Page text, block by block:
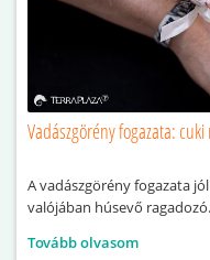
Vadászgörény fogazata:
A vadászgörény fogazata
valójában húsevő ragadozó.
Tovább olvasom